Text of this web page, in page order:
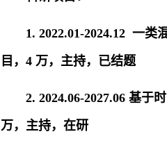
1. 2022.01-2024.12 一
目，4 万，主持，已结题
2. 2024.06-2027.06 基于
万，主持，在研